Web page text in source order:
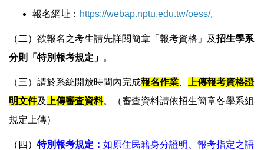
報名網址： https://webap.nptu.edu.tw/oess/。
（二）欲報名之考生請先詳閱簡章「報考資格」及招生學系
分則「特別報考規定」 。
（三）請於系統開放時間內完成報名作業
上傳報考資格證
明文件及 上傳審查資料。（審查資料請依招生簡章各學系組
規定上傳）
（四） 特別報考規定： 如原住民籍身分證明、報考指定之語